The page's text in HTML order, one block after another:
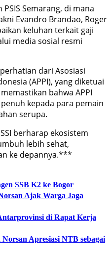
Semarang, di mana
Evandro Brandao, Roger
keluhan terkait gaji
media sosial resmi
dari Asosiasi
(APPI), yang diketuai
bahwa APPI
kepada para pemain
serupa.
berharap ekosistem
lebih sehat,
ke depannya.***
SSB K2 ke Bogor
Ajak Warga Jaga
di Rapat Kerja
Apresiasi NTB sebagai